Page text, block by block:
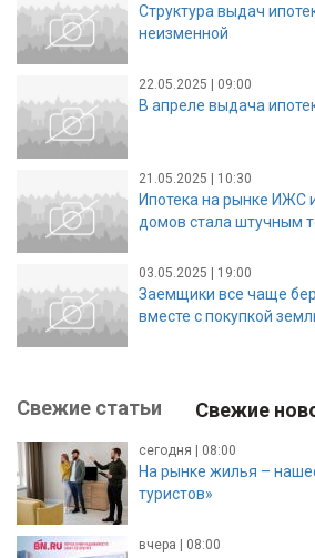
Структура выдач
неизменной
22.05.2025 | 09:00
В апреле выдача
21.05.2025 | 10:30
Ипотека на рынке ИЖС
домов стала штучным
03.05.2025 | 19:00
Заемщики все чаще
вместе с покупкой
Свежие статьи Свежие
сегодня | 08:00
На рынке жилья –
туристов»
вчера | 08:00